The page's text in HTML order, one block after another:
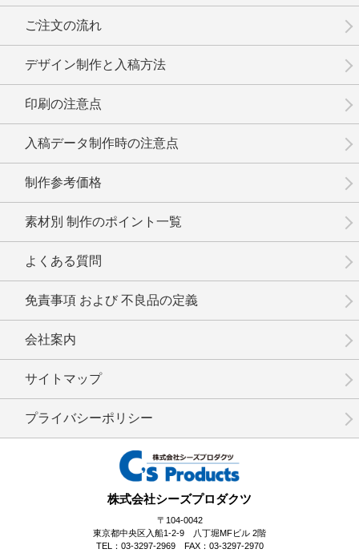
No.15-035 No.15-034 No.15-030
No.15-028
株式会社シーズプロダクツ
〒104-0042
東京都中央区入船1-2-9 八丁堀MFビル 2階
TEL：03-3297-2969 FAX：03-3297-2970
ご注文の流れ
デザイン制作と入稿方法
印刷の注意点
入稿データ制作時の注意点
制作参考価格
素材別 制作のポイント一覧
よくある質問
免責事項 および 不良品の定義
会社案内
サイトマップ
プライバシーポリシー